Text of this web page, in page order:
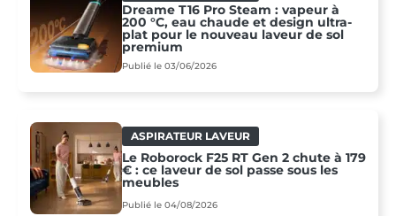
Dreame T16 Pro Steam : vapeur à
200 °C, eau chaude et design ultra-
plat pour le nouveau laveur de sol
premium
Publié le 03/06/2026
ASPIRATEUR LAVEUR
Le Roborock F25 RT Gen 2 chute à 179
€ : ce laveur de sol passe sous les
meubles
Publié le 04/08/2026